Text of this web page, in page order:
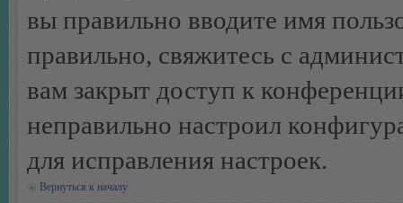
вы правильно вводите имя
правильно, свяжитесь с
вам закрыт доступ к
неправильно настроил
для исправления настроек.
Вернуться к началу